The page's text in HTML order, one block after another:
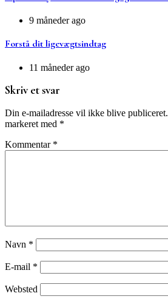
9 måneder ago
Forstå dit ligevægtsindtag
11 måneder ago
Skriv et svar
Din e-mailadresse vil ikke blive publiceret.
markeret med *
Kommentar *
Navn *
E-mail *
Websted